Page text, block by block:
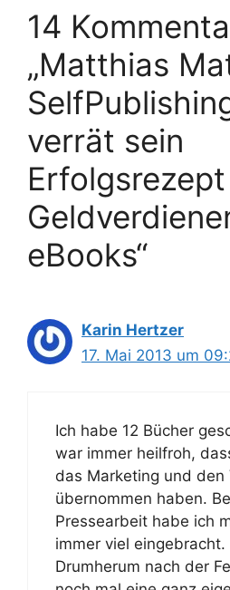
14
„Matthias
verrät sein
eBooks“
Karin Hertzer
17. Mai 2013 um
Ich habe 12 Bücher
war immer heilfroh,
das Marketing und den
übernommen haben.
Pressearbeit habe ich
immer viel eingebracht.
Drumherum nach der